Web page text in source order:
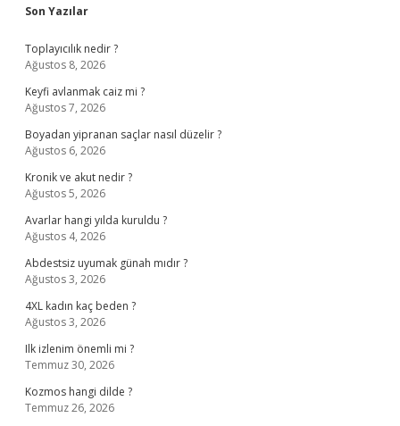
Sidebar
Son Yazılar
Toplayıcılık nedir ?
Ağustos 8, 2026
Keyfi avlanmak caiz mi ?
Ağustos 7, 2026
Boyadan yipranan saçlar nasıl düzelir ?
Ağustos 6, 2026
Kronik ve akut nedir ?
Ağustos 5, 2026
Avarlar hangi yılda kuruldu ?
Ağustos 4, 2026
Abdestsiz uyumak günah mıdır ?
Ağustos 3, 2026
4XL kadın kaç beden ?
Ağustos 3, 2026
Ilk izlenim önemli mi ?
Temmuz 30, 2026
Kozmos hangi dilde ?
Temmuz 26, 2026